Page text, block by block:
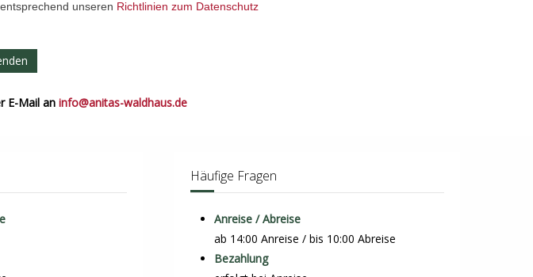
unseren Richtlinien zum Datenschutz
E-Mail an info@anitas-waldhaus.de
Häufige Fragen
Anreise / Abreise
ab 14:00 Anreise / bis 10:00 Abreise
Bezahlung